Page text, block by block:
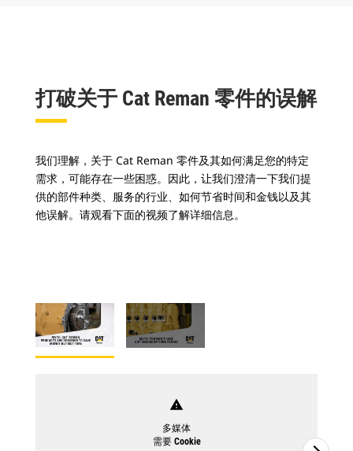
打破关于 Cat Reman 零件的误解
我们理解，关于 Cat Reman 零件及其如何满足您的特定
需求，可能存在一些困惑。因此，让我们澄清一下我们提
供的部件种类、服务的行业、如何节省时间和金钱以及其
他误解。请观看下面的视频了解详细信息。
warning
多媒体
需要 Cookie